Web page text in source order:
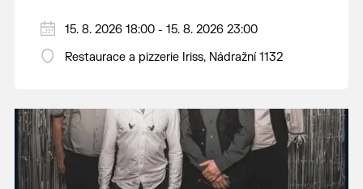
15. 8. 2026 18:00 - 15. 8. 2026 23:00
Restaurace a pizzerie Iriss, Nádražní 1132